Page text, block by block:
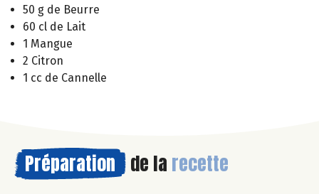
50 g de Beurre
60 cl de Lait
1 Mangue
2 Citron
1 cc de Cannelle
Préparation de la recette